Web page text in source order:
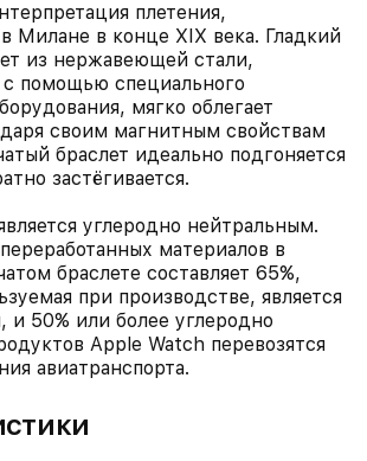
плетения,
Милане в конце XIX века. Гладкий
из нержавеющей стали,
с помощью специального
мягко облегает
своим магнитным свойствам
браслет идеально подгоняется
застёгивается.
углеродно нейтральным.
материалов в
браслете составляет 65%,
при производстве, является
и 50% или более углеродно
Apple Watch перевозятся
авиатранспорта.